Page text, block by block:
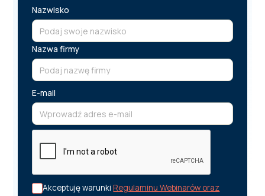
Nazwisko
Nazwa firmy
E-mail
Akceptuję warunkiRegulaminu Webinarów oraz